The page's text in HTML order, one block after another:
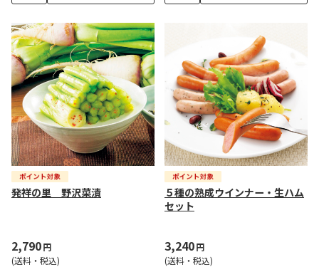
発祥の里 野沢菜漬
2,790円
(送料・税込)
５種の熟成ウインナー・生ハム
セット
3,240円
(送料・税込)